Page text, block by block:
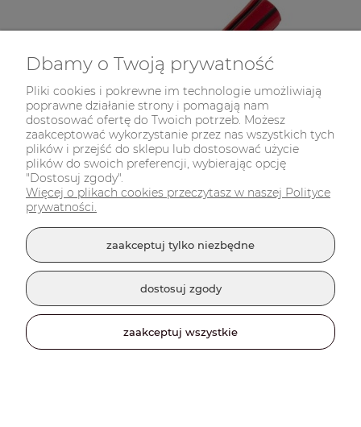
9,00 zł
Dbamy o Twoją prywatność
Pliki cookies i pokrewne im technologie umożliwiają
poprawne działanie strony i pomagają nam
dostosować ofertę do Twoich potrzeb. Możesz
zaakceptować wykorzystanie przez nas wszystkich tych
plików i przejść do sklepu lub dostosować użycie
plików do swoich preferencji, wybierając opcję
"Dostosuj zgody".
Więcej o plikach cookies przeczytasz w naszej Polityce
prywatności.
zaakceptuj tylko niezbędne
dostosuj zgody
zaakceptuj wszystkie